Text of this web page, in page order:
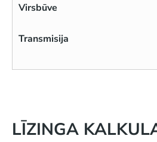
Virsbūve
Transmisija
LĪZINGA